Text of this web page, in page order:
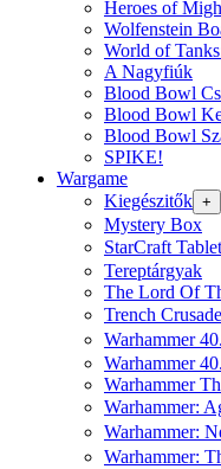
Heroes of
Wolfenstein
World of
A Nagyfiúk
Blood Bowl
Blood Bowl
Blood Bowl
SPIKE!
Wargame
Kiegészitők +
Mystery Box
StarCraft
Tereptárgyak
The Lord Of
Trench Crusade
Warhammer
Warhammer
Warhammer
Warhammer:
Warhammer:
Warhammer: